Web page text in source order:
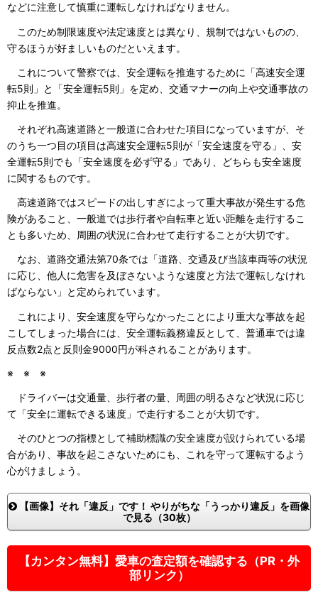
などに注意して慎重に運転しなければなりません。
このため制限速度や法定速度とは異なり、規制ではないものの、
守るほうが好ましいものだといえます。
これについて警察では、安全運転を推進するために「高速安全運
転5則」と「安全運転5則」を定め、交通マナーの向上や交通事故の
抑止を推進。
それぞれ高速道路と一般道に合わせた項目になっていますが、そ
のうち一つ目の項目は高速安全運転5則が「安全速度を守る」、安
全運転5則でも「安全速度を必ず守る」であり、どちらも安全速度
に関するものです。
高速道路ではスピードの出しすぎによって重大事故が発生する危
険があること、一般道では歩行者や自転車と近い距離を走行するこ
とも多いため、周囲の状況に合わせて走行することが大切です。
なお、道路交通法第70条では「道路、交通及び当該車両等の状況
に応じ、他人に危害を及ぼさないような速度と方法で運転しなけれ
ばならない」と定められています。
これにより、安全速度を守らなかったことにより重大な事故を起
こしてしまった場合には、安全運転義務違反として、普通車では違
反点数2点と反則金9000円が科されることがあります。
※ ※ ※
ドライバーは交通量、歩行者の量、周囲の明るさなど状況に応じ
て「安全に運転できる速度」で走行することが大切です。
そのひとつの指標として補助標識の安全速度が設けられている場
合があり、事故を起こさないためにも、これを守って運転するよう
心がけましょう。
【画像】それ「違反」です！ やりがちな「うっかり違反」を画像
で見る（30枚）
【カンタン無料】愛車の査定額を確認する（PR・外
部リンク）